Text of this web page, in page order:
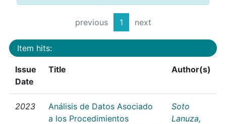
previous 1 next
Item hits:
Issue
Date
Title Author(s)
2023
Análisis de Datos Asociado
a los Procedimientos
Soto
Lanuza,